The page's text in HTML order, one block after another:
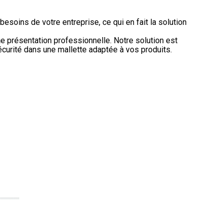
de votre entreprise, ce qui en fait la solution
présentation professionnelle. Notre solution est
dans une mallette adaptée à vos produits.